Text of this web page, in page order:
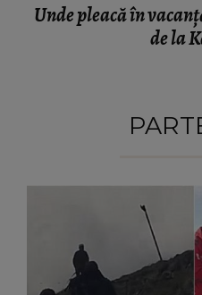
Unde pleacă în
de la